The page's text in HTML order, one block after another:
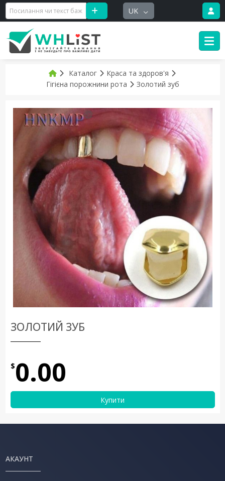
UK
Каталог
Краса та здоров'я
Гігієна порожнини рота
Золотий зуб
ЗОЛОТИЙ ЗУБ
$0.00
Купити
АКАУНТ